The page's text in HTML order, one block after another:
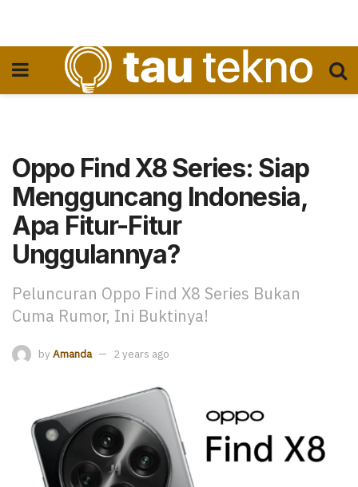
Oppo Find X8 Series: Siap
Mengguncang Indonesia,
Apa Fitur-Fitur
Unggulannya?
Peluncuran Oppo Find X8 Series Bukan
Cuma Rumor, Ini Buktinya!
by Amanda 2 years ago